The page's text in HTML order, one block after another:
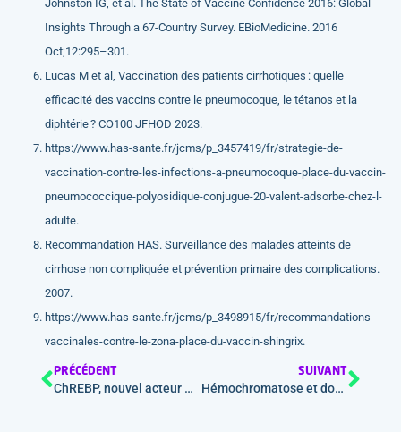
Johnston IG, et al. The State of Vaccine Confidence 2016: Global
Insights Through a 67-Country Survey. EBioMedicine. 2016
Oct;12:295–301.
Lucas M et al, Vaccination des patients cirrhotiques : quelle
efficacité des vaccins contre le pneumocoque, le tétanos et la
diphtérie ? CO100 JFHOD 2023.
https://www.has-sante.fr/jcms/p_3457419/fr/strategie-de-
vaccination-contre-les-infections-a-pneumocoque-place-du-vaccin-
pneumococcique-polyosidique-conjugue-20-valent-adsorbe-chez-l-
adulte.
Recommandation HAS. Surveillance des malades atteints de
cirrhose non compliquée et prévention primaire des complications.
2007.
https://www.has-sante.fr/jcms/p_3498915/fr/recommandations-
vaccinales-contre-le-zona-place-du-vaccin-shingrix.
PRÉCÉDENT
ChREBP, nouvel acteur de la carcinogenèse hépatique
SUIVANT
Hémochromatose et don de sang : recyclez !